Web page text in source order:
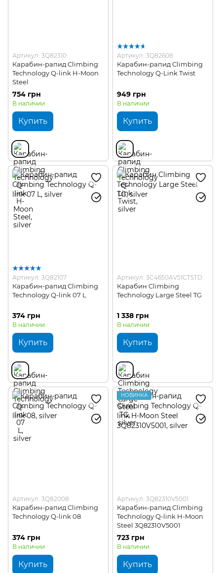
Артикул: 3Q82310
Карабин-рапид Climbing
Technology Q-link H-Moon
Steel
754 грн
В наличии
Купить
Артикул: 3Q82608
Карабин-рапид Climbing
Technology Q-Link Twist
949 грн
В наличии
Купить
Артикул: 3Q82107
Карабин-рапид Climbing
Technology Q-link 07 L
374 грн
В наличии
Купить
Артикул: 3C4650AV51CTSTD
Карабин Climbing
Technology Large Steel TG
1 338 грн
В наличии
Купить
Артикул: 3Q82008
Карабин-рапид Climbing
Technology Q-link 08
374 грн
В наличии
Купить
НОВИНКА
Артикул: 3Q82310V5001
Карабин-рапид Climbing
Technology Q-link H-Moon
Steel 3Q82310V5001
723 грн
В наличии
Купить